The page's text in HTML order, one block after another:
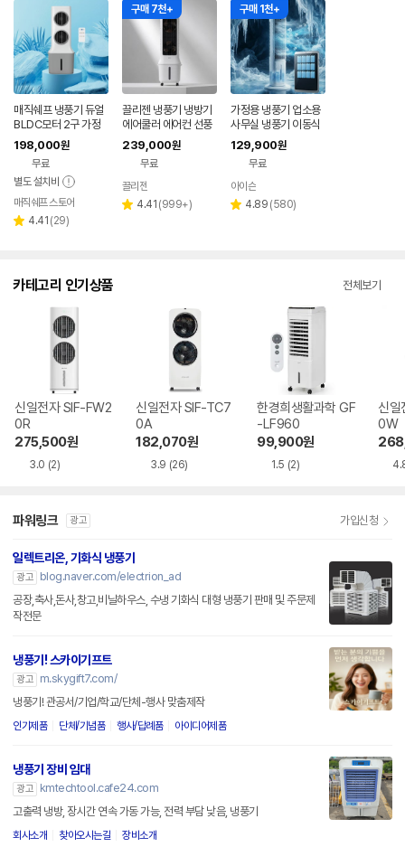
매직쉐프 냉풍기 듀얼
BLDC모터 2구 가정
용 사무실 업소용 이동
식 얼음 냉방 선풍기
198,000원
무료
별도 설치비
매직쉐프 스토어
별 4.41 리
(29)
구매 7천+
끌리젠 냉풍기 냉방기
에어쿨러 에어컨 선풍
기 가정용 업소용 산업
용 이동식 냉각 얼음
239,000원
무료
끌리젠
별 4.41 리
(999+)
구매 1천+
가정용 냉풍기 업소용
사무실 냉풍기 이동식
저소음 에어쿨러 공업
용 냉풍기 산업용 타워
129,900원
무료
아이슨
별 4.89 리
(580)
카테고리 인기상품 전체보기
신일전자 SIF-FW2
0R
275,500원
3.0 (2)
신일전자 SIF-TC7
0A
182,070원
3.9 (26)
한경희생활과학 GF
-LF960
99,900원
1.5 (2)
신
0W
파워링크 광고 가입신청
일렉트리온, 기화식 냉풍기
광고
blog.naver.com/electrion_ad
공장,축사,돈사,창고,비닐하우스, 수냉 기화식 대형 냉풍기 판매 및 주문제
작전문
냉풍기! 스카이기프트
광고
m.skygift7.com/
냉풍기! 관공서/기업/학교/단체-행사 맞춤제작
인기제품 단체/기념품 행사/답례품 아이디어제품
냉풍기 장비 임대
광고
kmtechtool.cafe24.com
고출력 냉방, 장시간 연속 가동 가능, 전력 부담 낮음, 냉풍기
회사소개 찾아오시는길 장비소개